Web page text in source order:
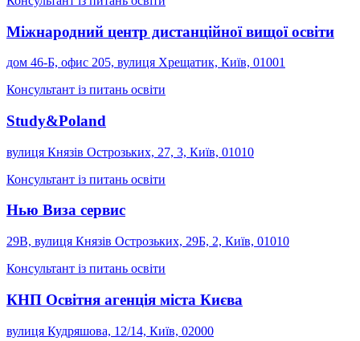
Міжнародний центр дистанційної вищої освіти
дом 46-Б, офис 205, вулиця Хрещатик, Київ, 01001
Консультант із питань освіти
Study&Poland
вулиця Князів Острозьких, 27, 3, Київ, 01010
Консультант із питань освіти
Нью Виза сервис
29B, вулиця Князів Острозьких, 29Б, 2, Київ, 01010
Консультант із питань освіти
КНП Освітня агенція міста Києва
вулиця Кудряшова, 12/14, Київ, 02000